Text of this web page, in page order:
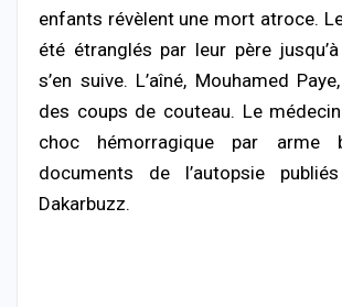
enfants révèlent une mort atroce.
été étranglés par leur père
s’en suive. L’aîné, Mouhamed
des coups de couteau. Le
choc hémorragique par arme
documents de l’autopsie
Dakarbuzz.